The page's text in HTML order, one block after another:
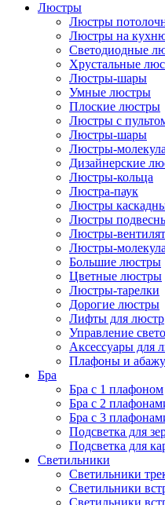
Люстры
Люстры
Люстры на
Светодиодные
Хрустальные
Люстры-шары
Умные люстры
Плоские люстры
Люстры с
Люстры-шары
Люстры-молекула
Дизайнерские
Люстры-кольца
Люстра-паук
Люстры
Люстры
Люстры-
Люстры-молекула
Большие люстры
Цветные люстры
Люстры-тарелки
Дорогие люстры
Лифты для люстр
Управление
Аксессуары для
Плафоны и
Бра
Бра с 1 плафоном
Бра с 2
Бра с 3
Подсветка для
Подсветка для
Светильники
Светильники
Светильники
Светильники